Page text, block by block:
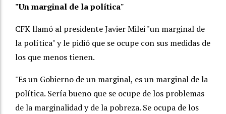
"Un marginal de la política"
CFK llamó al presidente Javier Milei "un marginal de
la política" y le pidió que se ocupe con sus medidas de
los que menos tienen.
"Es un Gobierno de un marginal, es un marginal de la
política. Sería bueno que se ocupe de los problemas
de la marginalidad y de la pobreza. Se ocupa de los